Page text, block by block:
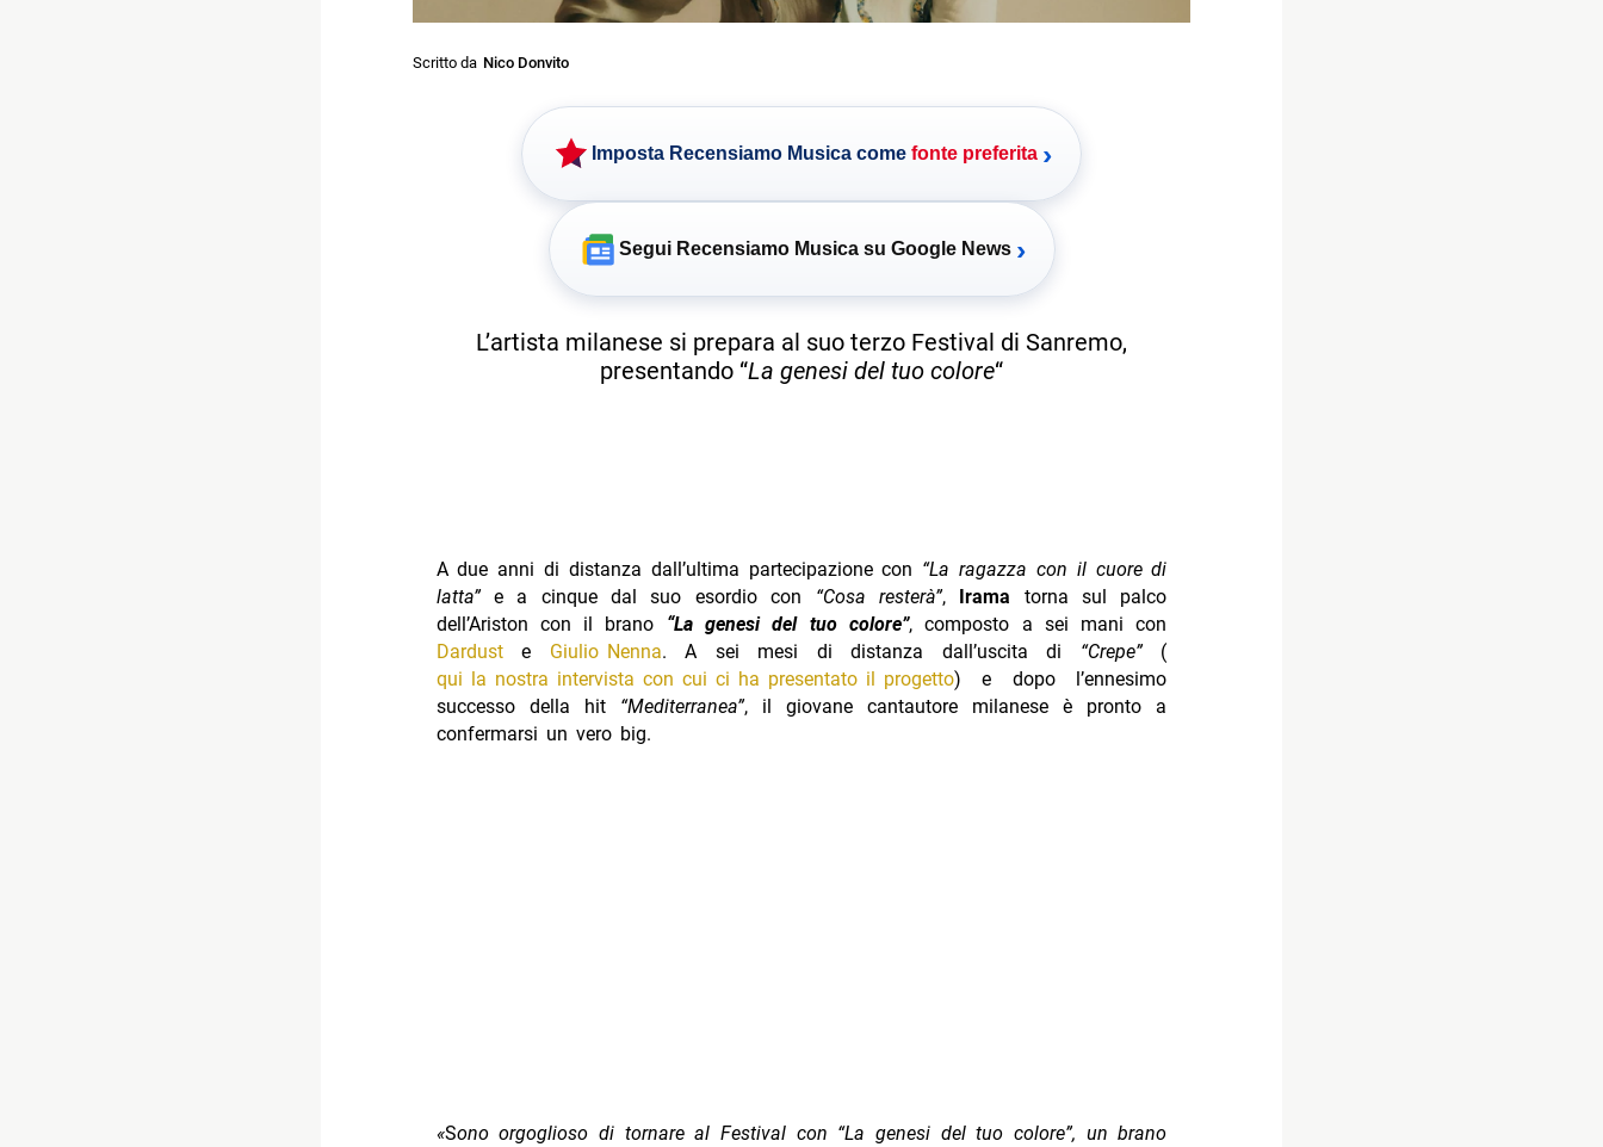
Scritto da Nico Donvito
Imposta Recensiamo Musica come fonte preferita ›
Segui Recensiamo Musica su Google News ›
L’artista milanese si prepara al suo terzo Festival di Sanremo,
presentando “La genesi del tuo colore“
A due anni di distanza dall’ultima partecipazione con “La ragazza con il cuore di
latta”e a cinque dal suo esordio con “Cosa resterà”, Irama torna sul palco
dell’Ariston con il brano “La genesi del tuo colore”, composto a sei mani con
Darduste Giulio Nenna. A sei mesi di distanza dall’uscita di “Crepe”(
qui la nostra intervista con cui ci ha presentato il progetto) e dopo l’ennesimo
successo della hit “Mediterranea”, il giovane cantautore milanese è pronto a
confermarsi un vero big.
«Sono orgoglioso di tornare al Festival con “La genesi del tuo colore”, un brano